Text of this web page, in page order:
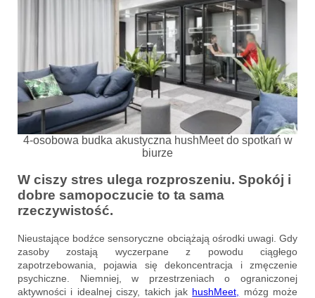
4-osobowa budka akustyczna hushMeet do spotkań w
biurze
W ciszy stres ulega rozproszeniu. Spokój i
dobre samopoczucie to ta sama
rzeczywistość.
Nieustające bodźce sensoryczne obciążają ośrodki uwagi. Gdy
zasoby zostają wyczerpane z powodu ciągłego
zapotrzebowania, pojawia się dekoncentracja i zmęczenie
psychiczne. Niemniej, w przestrzeniach o ograniczonej
aktywności i idealnej ciszy, takich jak hushMeet,
mózg może